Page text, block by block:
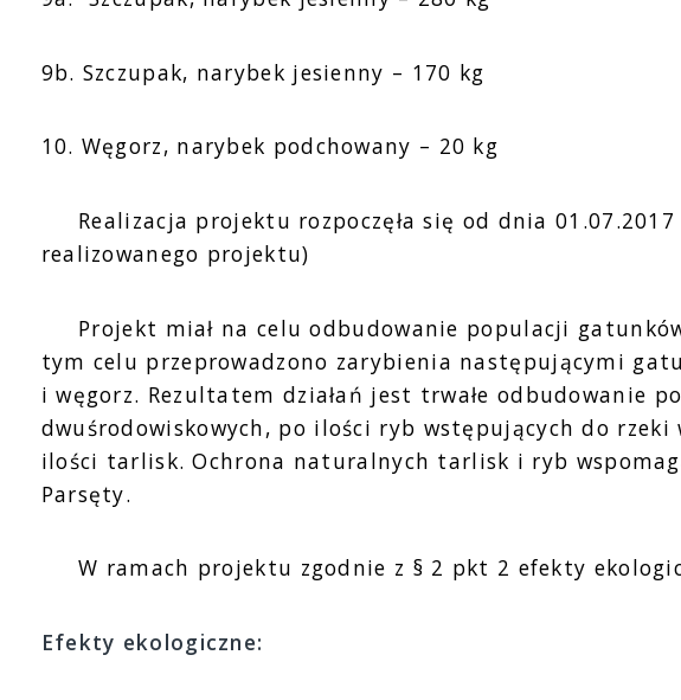
9b. Szczupak, narybek jesienny – 170 kg
10. Węgorz, narybek podchowany – 20 kg
Realizacja projektu rozpoczęła się od dnia
realizowanego projektu)
Projekt miał na celu odbudowanie populacji
tym celu przeprowadzono zarybienia następującymi
i węgorz. Rezultatem działań jest trwałe odbudowanie
dwuśrodowiskowych, po ilości ryb wstępujących do
ilości tarlisk. Ochrona naturalnych tarlisk i ryb
Parsęty.
W ramach projektu zgodnie z § 2 pkt 2 efekty
Efekty ekologiczne: